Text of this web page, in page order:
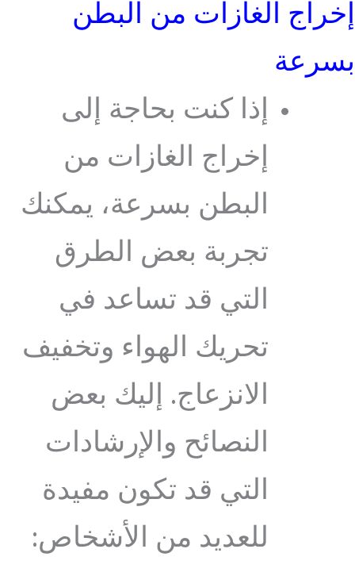
إخراج الغازات من البطن
بسرعة
إذا كنت بحاجة إلى
إخراج الغازات من
البطن بسرعة، يمكنك
تجربة بعض الطرق
التي قد تساعد في
تحريك الهواء وتخفيف
الانزعاج. إليك بعض
النصائح والإرشادات
التي قد تكون مفيدة
للعديد من الأشخاص: